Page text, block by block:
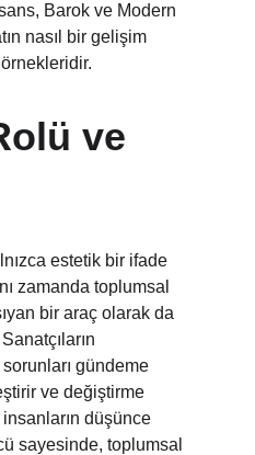
Barok ve Modern
nasıl bir gelişim
ve
estetik bir ifade
zamanda toplumsal
bir araç olarak da
gündeme
ve değiştirme
düşünce
sayesinde, toplumsal